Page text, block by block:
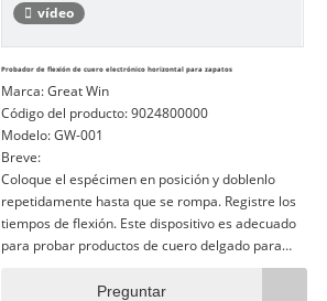
vídeo
Probador de flexión de cuero electrónico horizontal para zapatos
Marca:Great Win
Código del producto:9024800000
Modelo:GW-001
Breve:
Coloque el espécimen en posición y doblenlo
repetidamente hasta que se rompa. Registre los
tiempos de flexión. Este dispositivo es adecuado
para probar productos de cuero delgado para
Preguntar